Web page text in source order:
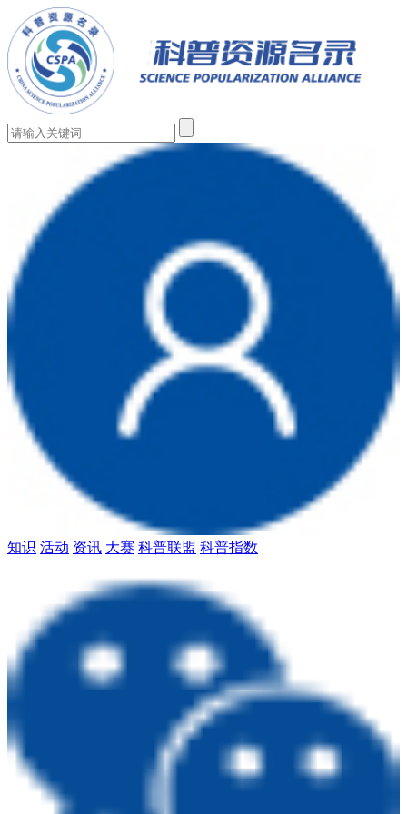
知识 活动 资讯 大赛 科普联盟 科普指数